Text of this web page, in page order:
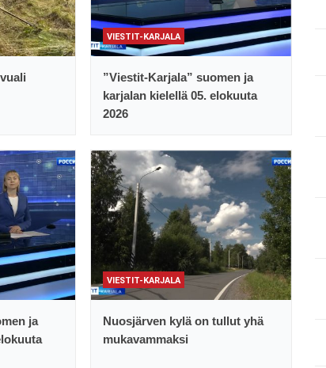
VIESTIT-KARJALA
”Viestit-Karjala” suomen ja
karjalan kielellä 05. elokuuta
2026
ja
VIESTIT-KARJALA
Nuosjärven kylä on tullut yhä
mukavammaksi